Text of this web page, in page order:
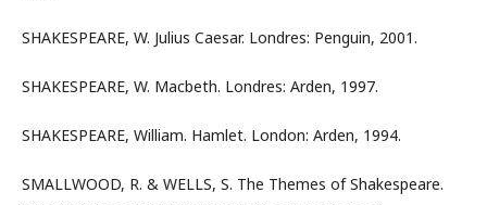
SHAKESPEARE, W. Julius Caesar. Londres: Penguin, 2001.
SHAKESPEARE, W. Macbeth. Londres: Arden, 1997.
SHAKESPEARE, William. Hamlet. London: Arden, 1994.
SMALLWOOD, R. & WELLS, S. The Themes of Shakespeare.